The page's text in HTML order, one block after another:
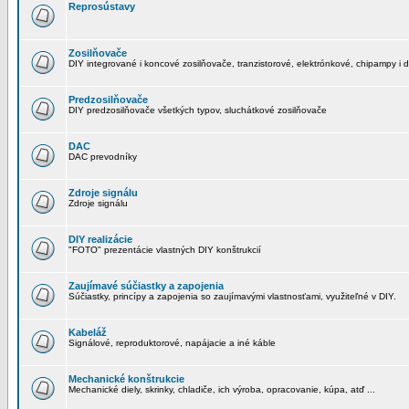
Reprosústavy
Zosilňovače
DIY integrované i koncové zosilňovače, tranzistorové, elektrónkové, chipampy i
Predzosilňovače
DIY predzosilňovače všetkých typov, sluchátkové zosilňovače
DAC
DAC prevodníky
Zdroje signálu
Zdroje signálu
DIY realizácie
"FOTO" prezentácie vlastných DIY konštrukcií
Zaujímavé súčiastky a zapojenia
Súčiastky, princípy a zapojenia so zaujímavými vlastnosťami, využiteľné v DIY.
Kabeláž
Signálové, reproduktorové, napájacie a iné káble
Mechanické konštrukcie
Mechanické diely, skrinky, chladiče, ich výroba, opracovanie, kúpa, atď ...